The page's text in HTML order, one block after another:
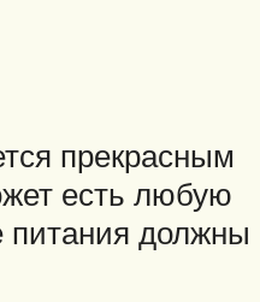
прекрасным
есть любую
питания должны